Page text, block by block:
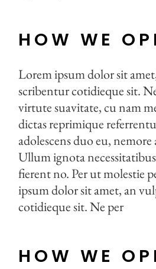
HOW WE
Lorem ipsum dolor sit
scribentur cotidieque sit.
virtute suavitate, cu nam
dictas reprimique
adolescens duo eu,
Ullum ignota
fierent no. Per ut molestie
ipsum dolor sit amet, an
cotidieque sit. Ne per
HOW WE